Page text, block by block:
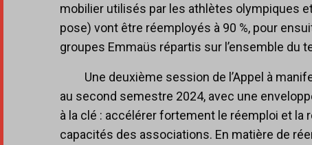
mobilier utilisés par les athlètes olympiques
pose) vont être réemployés à 90 %, pour
groupes Emmaüs répartis sur l’ensemble du
Une deuxième session de l’Appel à
au second semestre 2024, avec une
à la clé : accélérer fortement le réemploi et
capacités des associations. En matière de